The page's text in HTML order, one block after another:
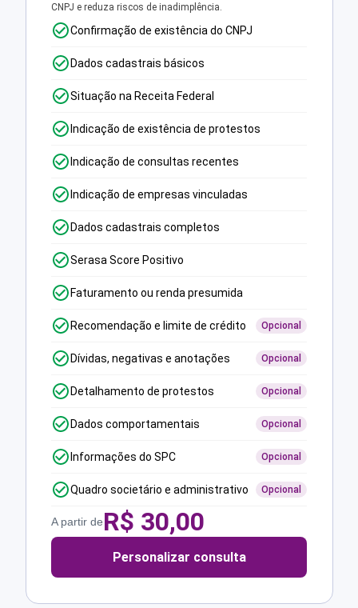
CNPJ e reduza riscos de inadimplência.
Confirmação de existência do CNPJ
Dados cadastrais básicos
Situação na Receita Federal
Indicação de existência de protestos
Indicação de consultas recentes
Indicação de empresas vinculadas
Dados cadastrais completos
Serasa Score Positivo
Faturamento ou renda presumida
Recomendação e limite de crédito Opcional
Dívidas, negativas e anotações Opcional
Detalhamento de protestos Opcional
Dados comportamentais Opcional
Informações do SPC Opcional
Quadro societário e administrativo Opcional
A partir deR$ 30,00
Personalizar consulta